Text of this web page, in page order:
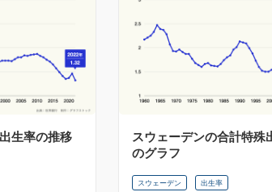
生率の推移
スウェーデンの合計特殊
のグラフ
スウェーデン 出生率